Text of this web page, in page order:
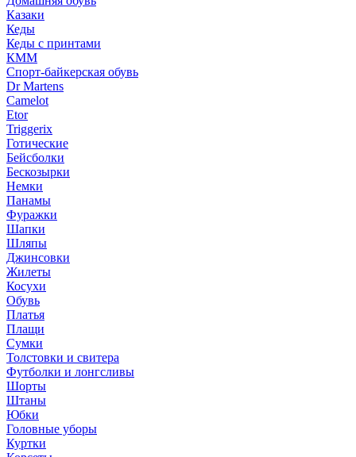
Казаки
Кеды
Кеды с принтами
КММ
Спорт-байкерская обувь
Dr Martens
Camelot
Etor
Triggerix
Готические
Бейсболки
Бескозырки
Немки
Панамы
Фуражки
Шапки
Шляпы
Джинсовки
Жилеты
Косухи
Обувь
Платья
Плащи
Сумки
Толстовки и свитера
Футболки и лонгсливы
Шорты
Штаны
Юбки
Головные уборы
Куртки